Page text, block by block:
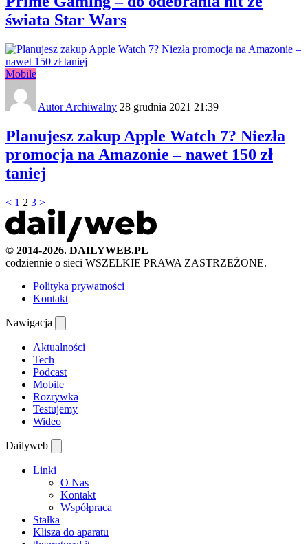
świata Star Wars
Mobile
Autor Archiwalny 28 grudnia 2021 21:39
Planujesz zakup Apple Watch 7? Niezła
promocja na Amazonie – nawet 150 zł
taniej
< 1 2 3 >
© 2014-2026. DAILYWEB.PL
codziennie o sieci WSZELKIE PRAWA ZASTRZEŻONE.
Polityka prywatności
Kontakt
Nawigacja
Aktualności
Tech
Podcast
Mobile
Rozrywka
Testujemy
Wideo
Dailyweb
Linki
O Nas
Kontakt
Współpraca
Stałka
Klisza do aparatu